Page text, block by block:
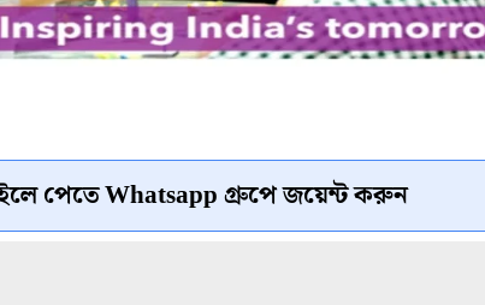
পেতে Whatsapp গ্রুপে জয়েন্ট করুন